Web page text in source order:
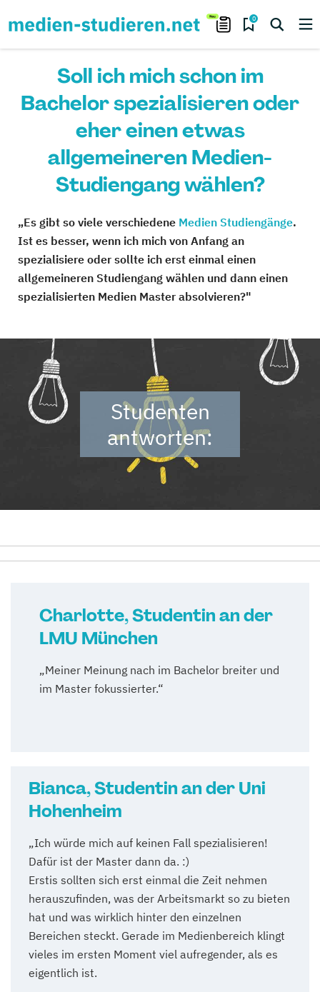
0
Soll ich mich schon im
Bachelor spezialisieren oder
eher einen etwas
allgemeineren Medien-
Studiengang wählen?
„Es gibt so viele verschiedene Medien Studiengänge.
Ist es besser, wenn ich mich von Anfang an
spezialisiere oder sollte ich erst einmal einen
allgemeineren Studiengang wählen und dann einen
spezialisierten Medien Master absolvieren?"
Studenten
antworten:
Charlotte, Studentin an der
LMU München
„Meiner Meinung nach im Bachelor breiter und
im Master fokussierter.“
Bianca, Studentin an der Uni
Hohenheim
„Ich würde mich auf keinen Fall spezialisieren!
Dafür ist der Master dann da. :)
Erstis sollten sich erst einmal die Zeit nehmen
herauszufinden, was der Arbeitsmarkt so zu bieten
hat und was wirklich hinter den einzelnen
Bereichen steckt. Gerade im Medienbereich klingt
vieles im ersten Moment viel aufregender, als es
eigentlich ist.